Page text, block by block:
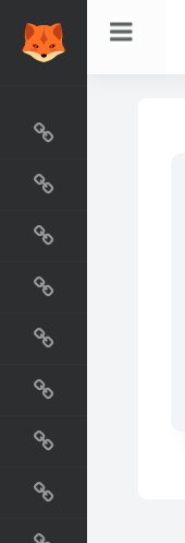
最新收录
网站资源榜
交流排行榜
金融排行榜
阅读排行榜
工具排行榜
设计排行榜
国外网站